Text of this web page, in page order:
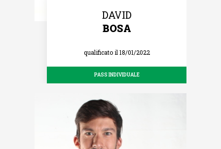
DAVID
BOSA
qualificato il 18/01/2022
PASS INDIVIDUALE